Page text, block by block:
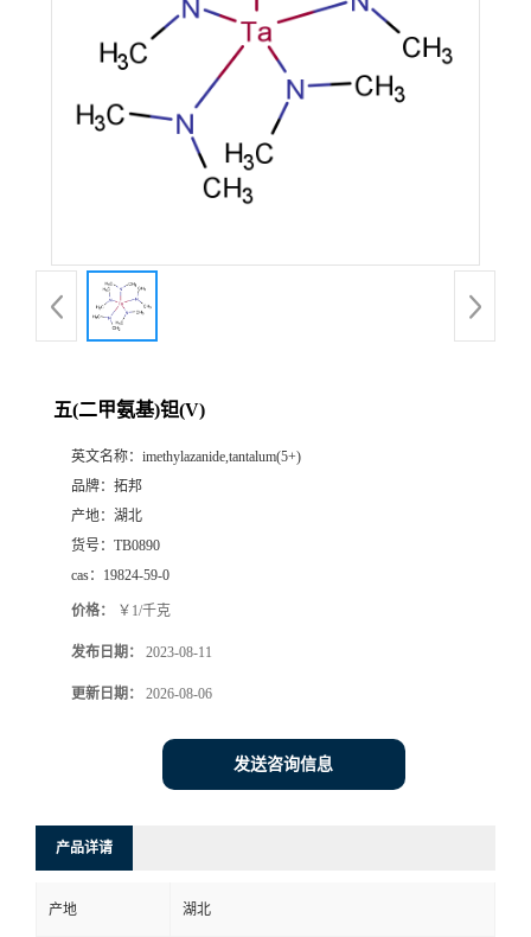
五(二甲氨基)钽(V)
英文名称： imethylazanide,tantalum(5+)
品牌： 拓邦
产地： 湖北
货号： TB0890
cas： 19824-59-0
价格： ￥1/千克
发布日期： 2023-08-11
更新日期： 2026-08-06
发送咨询信息
产品详请
产地 湖北